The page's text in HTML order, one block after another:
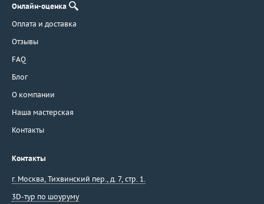
Jewellery Theatre
JIC
John Hardy
Leo Wittwer
Lidion
Онлайн-оценка
Оплата и доставка
Отзывы
FAQ
Блог
О компании
Наша мастерская
Контакты
Контакты
г. Москва Тихвинский пер., д. 7, стр. 1.
3D-тур по шоуруму